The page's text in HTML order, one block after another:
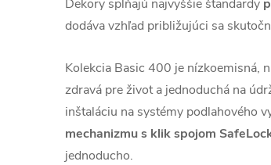
Dekory spĺňajú najvyššie štandardy
dodáva vzhľad približujúci sa
Kolekcia Basic 400 je nízkoemisná,
zdravá pre život a jednoduchá na
inštaláciu na systémy podlahového
mechanizmu s klik spojom
jednoducho.